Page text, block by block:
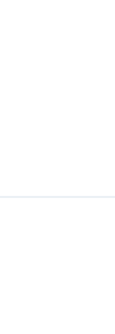
女性ファッション
を決めるオーデ